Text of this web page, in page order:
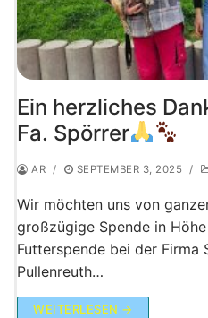
Ein herzliches
Fa. Spörrer
AR / SEPTEMBER 3, 2025 /
Wir möchten uns von
großzügige Spende in
Futterspende bei der Firma
Pullenreuth…
WEITERLESEN →